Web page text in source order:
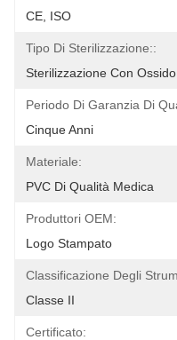
CE, ISO
Tipo Di Sterilizzazione::
Sterilizzazione Con
Periodo Di Garanzia Di
Cinque Anni
Materiale:
PVC Di Qualità Medica
Produttori OEM:
Logo Stampato
Classificazione Degli
Classe II
Certificato: